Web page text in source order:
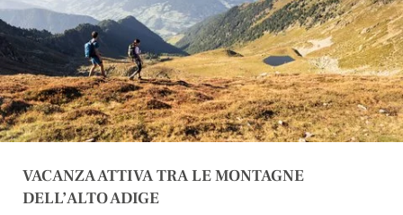
VACANZA ATTIVA TRA LE MONTAGNE
DELL’ALTO ADIGE